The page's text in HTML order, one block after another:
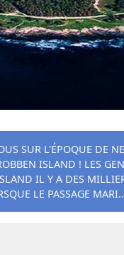
SUR L'ÉPOQUE DE
ISLAND ! LES
IL Y A DES
LE PASSAGE